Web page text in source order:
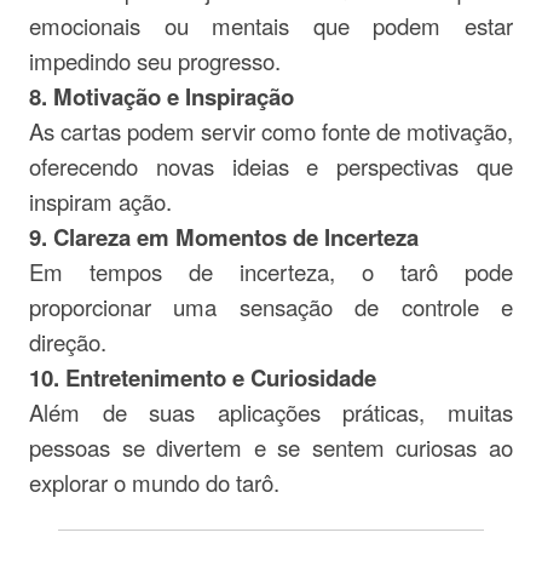
emocionais ou mentais que podem estar
impedindo seu progresso.
8. Motivação e Inspiração
As cartas podem servir como fonte de motivação,
oferecendo novas ideias e perspectivas que
inspiram ação.
9. Clareza em Momentos de Incerteza
Em tempos de incerteza, o tarô pode
proporcionar uma sensação de controle e
direção.
10. Entretenimento e Curiosidade
Além de suas aplicações práticas, muitas
pessoas se divertem e se sentem curiosas ao
explorar o mundo do tarô.